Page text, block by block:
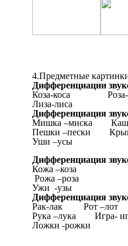
4.Предметные
Дифференциации
Коза-коса Роза-
Лиза-лиса
Дифференциация
Мишка –миска
Пешки –пески
Уши –усы
Дифференциация
Кожа –коза
Рожа –роза
Ужи -узы
Дифференциация
Рак-лак Рот –лот
Рука –лука Игра-
Ложки -рожки